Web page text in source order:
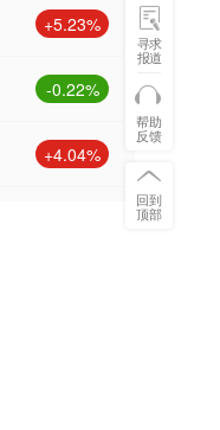
+5.23%
-0.22%
+4.04%
寻求
报道
帮助
反馈
回到
顶部